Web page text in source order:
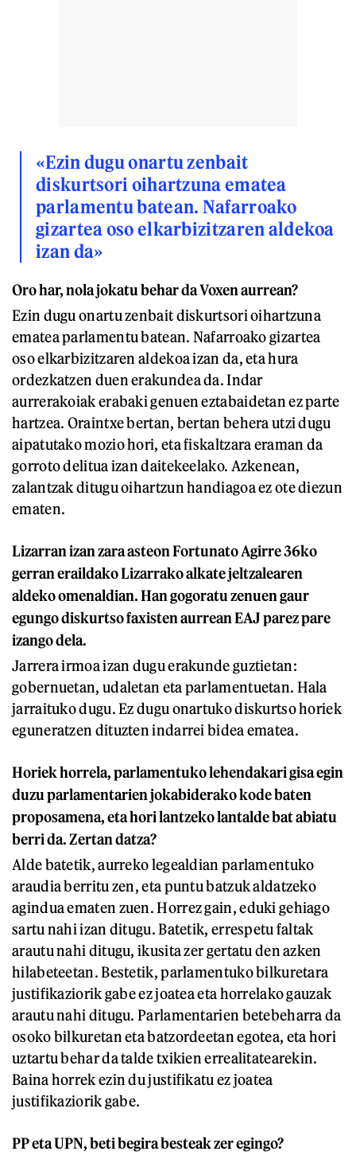
«Ezin dugu onartu zenbait
diskurtsori oihartzuna ematea
parlamentu batean. Nafarroako
gizartea oso elkarbizitzaren aldekoa
izan da»
Oro har, nola jokatu behar da Voxen aurrean?
Ezin dugu onartu zenbait diskurtsori oihartzuna
ematea parlamentu batean. Nafarroako gizartea
oso elkarbizitzaren aldekoa izan da, eta hura
ordezkatzen duen erakundea da. Indar
aurrerakoiak erabaki genuen eztabaidetan ez parte
hartzea. Oraintxe bertan, bertan behera utzi dugu
aipatutako mozio hori, eta fiskaltzara eraman da
gorroto delitua izan daitekeelako. Azkenean,
zalantzak ditugu oihartzun handiagoa ez ote diezun
ematen.
Lizarran izan zara asteon Fortunato Agirre 36ko
gerran eraildako Lizarrako alkate jeltzalearen
aldeko omenaldian. Han gogoratu zenuen gaur
egungo diskurtso faxisten aurrean EAJ parez pare
izango dela.
Jarrera irmoa izan dugu erakunde guztietan:
gobernuetan, udaletan eta parlamentuetan. Hala
jarraituko dugu. Ez dugu onartuko diskurtso horiek
eguneratzen dituzten indarrei bidea ematea.
Horiek horrela, parlamentuko lehendakari gisa egin
duzu parlamentarien jokabiderako kode baten
proposamena, eta hori lantzeko lantalde bat abiatu
berri da. Zertan datza?
Alde batetik, aurreko legealdian parlamentuko
araudia berritu zen, eta puntu batzuk aldatzeko
agindua ematen zuen. Horrez gain, eduki gehiago
sartu nahi izan ditugu. Batetik, errespetu faltak
arautu nahi ditugu, ikusita zer gertatu den azken
hilabeteetan. Bestetik, parlamentuko bilkuretara
justifikaziorik gabe ez joatea eta horrelako gauzak
arautu nahi ditugu. Parlamentarien betebeharra da
osoko bilkuretan eta batzordeetan egotea, eta hori
uztartu behar da talde txikien errealitatearekin.
Baina horrek ezin du justifikatu ez joatea
justifikaziorik gabe.
PP eta UPN, beti begira besteak zer egingo?